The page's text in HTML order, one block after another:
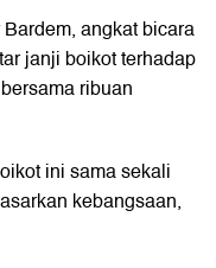
, angkat bicara
janji boikot terhadap
ribuan
ini sama sekali
kebangsaan,